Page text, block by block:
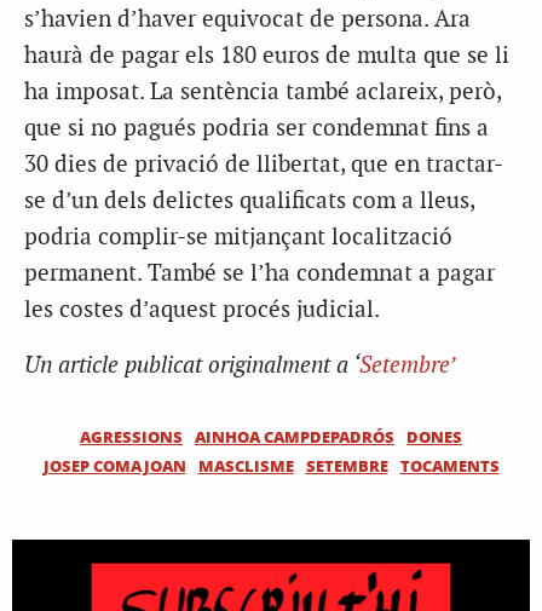
s’havien d’haver equivocat de persona. Ara
haurà de pagar els 180 euros de multa que se li
ha imposat. La sentència també aclareix, però,
que si no pagués podria ser condemnat fins a
30 dies de privació de llibertat, que en tractar-
se d’un dels delictes qualificats com a lleus,
podria complir-se mitjançant localització
permanent. També se l’ha condemnat a pagar
les costes d’aquest procés judicial.
Un article publicat originalment a ‘Setembre’
AGRESSIONS AINHOA CAMPDEPADRÓS
DONES
JOSEP COMAJOAN
MASCLISME SETEMBRE TOCAMENTS